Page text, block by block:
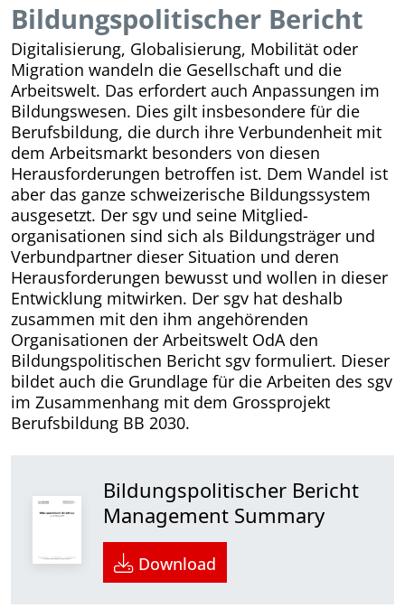
Bildungspolitischer Bericht
Digitalisierung, Globalisierung, Mobilität oder
Migration wandeln die Gesellschaft und die
Arbeitswelt. Das erfordert auch Anpassungen im
Bildungswesen. Dies gilt insbesondere für die
Berufsbildung, die durch ihre Verbundenheit mit
dem Arbeitsmarkt besonders von diesen
Herausforderungen betroffen ist. Dem Wandel ist
aber das ganze schweizerische Bildungssystem
ausgesetzt. Der sgv und seine Mitglied­
organisationen sind sich als Bildungsträger und
Verbundpartner dieser Situation und deren
Herausforderungen bewusst und wollen in dieser
Entwicklung mitwirken. Der sgv hat deshalb
zusammen mit den ihm angehörenden
Organisationen der Arbeitswelt OdA den
Bildungspolitischen Bericht sgv formuliert. Dieser
bildet auch die Grundlage für die Arbeiten des sgv
im Zusammenhang mit dem Grossprojekt
Berufsbildung BB 2030.
Bildungspolitischer Bericht
Management Summary
Download